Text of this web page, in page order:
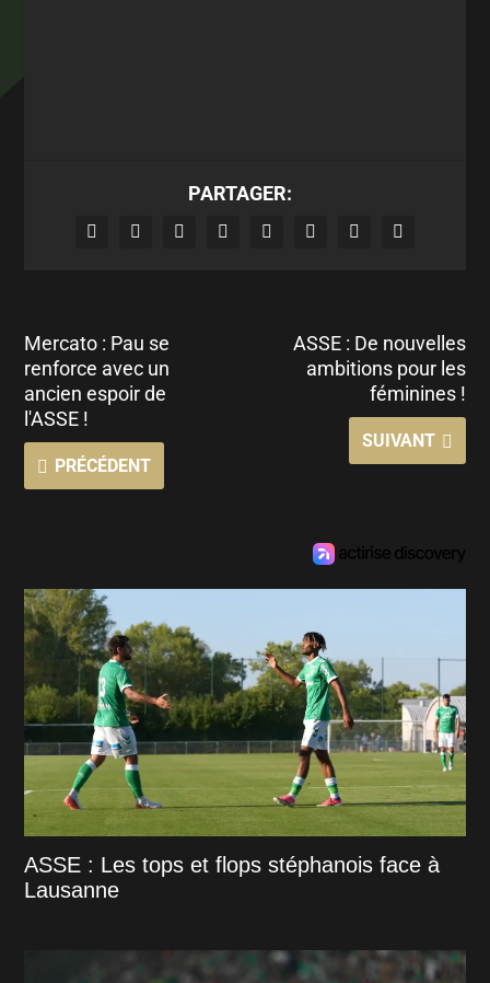
PARTAGER:
Mercato : Pau se
renforce avec un
ancien espoir de
l'ASSE !
PRÉCÉDENT
ASSE : De nouvelles
ambitions pour les
féminines !
SUIVANT
ASSE : Les tops et flops stéphanois face à
Lausanne